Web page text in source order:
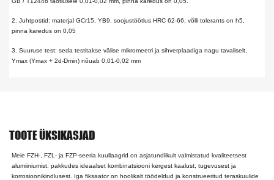
2. Juhtpostid: materjal GCr15, YB9, soojustöötlus HRC 62-66, võlli tolerants on h5,
pinna karedus on 0,05
3. Suuruse test: seda testitakse välise mikromeetri ja sihverplaadiga nagu tavaliselt,
Ymax (Ymax + 2d-Dmin) nõuab 0,01-0,02 mm
TOOTE ÜKSIKASJAD
Meie FZH-, FZL- ja FZP-seeria kuullaagrid on asjatundlikult valmistatud kvaliteetsest
alumiiniumist, pakkudes ideaalset kombinatsiooni kergest kaalust, tugevusest ja
korrosioonikindlusest. Iga fiksaator on hoolikalt töödeldud ja konstrueeritud teraskuulide